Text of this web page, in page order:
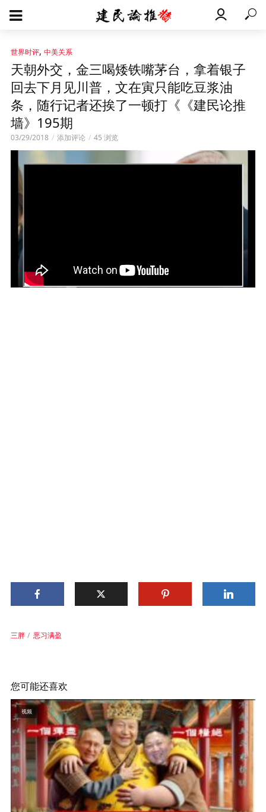
世界时评, 中美关系
天朝外交，金三喝矮铁嘴茅台，拿着银子
回去下月见川普，文在寅只能吃豆浆油
条，随行记者还挨了一顿打《《建民论推
墙》195期
03/29/2018 添加评论 45 浏览
三胖 恶习满盈
您可能还喜欢
视频